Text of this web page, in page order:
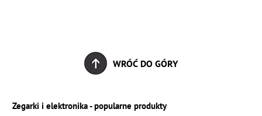
WRÓĆ DO GÓRY
Zegarki i elektronika - popularne produkty